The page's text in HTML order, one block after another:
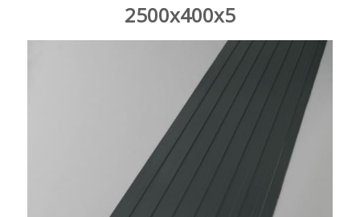
2500x400x5